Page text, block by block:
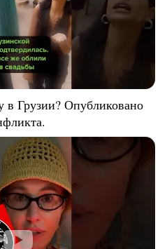
в Грузии? Опубликовано